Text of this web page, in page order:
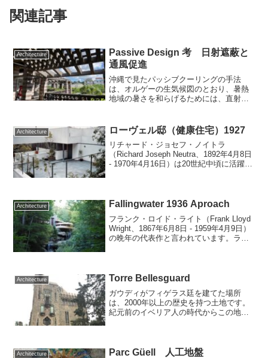
関連記事
Architecture
Passive Design 考 日射遮蔽と
通風促進
沖縄で見たパッシブクーリングの手法
は、オルゲーの生気候図のとおり、暑熱
地域の暑さを和らげるためには、直射を
パッシブクーリング手法を学ぶことがで
きます。DESIGN WI...
Architecture ローヴェル邸（健康住宅）1927
リチャード・ジョセフ・ノイトラ
（Richard Joseph Neutra、1892年4月8日
- 1970年4月16日）は20世紀中頃に活躍し
Architecture Fallingwater 1936 Aproach
フランク・ロイド・ライト（Frank Lloyd
Wright、1867年6月8日 - 1959年4月9日）
の晩年の代表作と言われています。ライ
Architecture Torre Bellesguard
ガウディがフィゲラス廷を建てた場所
は、2000年以上の歴史を持つ土地です。
紀元前のイベリア人の時代からこの地域
見渡せるこの地...
Architecture Parc Güell 人工地盤